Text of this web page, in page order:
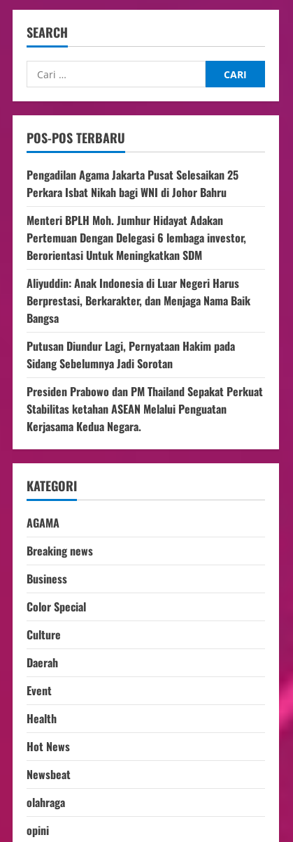
SEARCH
POS-POS TERBARU
Pengadilan Agama Jakarta Pusat Selesaikan 25
Perkara Isbat Nikah bagi WNI di Johor Bahru
Menteri BPLH Moh. Jumhur Hidayat Adakan
Pertemuan Dengan Delegasi 6 lembaga investor,
Berorientasi Untuk Meningkatkan SDM
Aliyuddin: Anak Indonesia di Luar Negeri Harus
Berprestasi, Berkarakter, dan Menjaga Nama Baik
Bangsa
Putusan Diundur Lagi, Pernyataan Hakim pada
Sidang Sebelumnya Jadi Sorotan
Presiden Prabowo dan PM Thailand Sepakat Perkuat
Stabilitas ketahan ASEAN Melalui Penguatan
Kerjasama Kedua Negara.
KATEGORI
AGAMA
Breaking news
Business
Color Special
Culture
Daerah
Event
Health
Hot News
Newsbeat
olahraga
opini